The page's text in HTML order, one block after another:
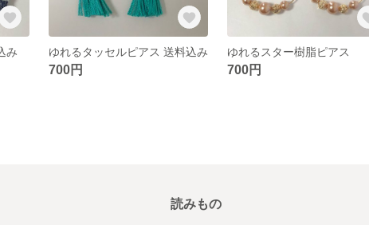
み ゆれるタッセルピアス 送料込み
700円
ゆれるスター樹脂ピアス
700円
読みもの